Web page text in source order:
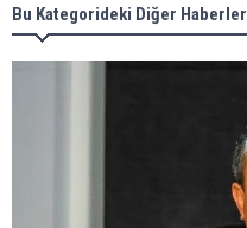
Bu Kategorideki Diğer Haberler